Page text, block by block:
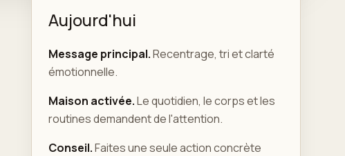
Aujourd'hui
Message principal.Recentrage, tri et clarté
émotionnelle.
Maison activée.Le quotidien, le corps et les
routines demandent de l'attention.
Conseil.Faites une seule action concrète